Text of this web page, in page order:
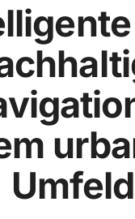
Umfeld